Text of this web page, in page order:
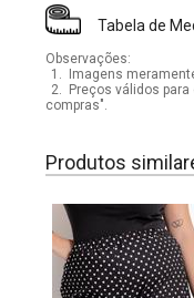
Tabela de
Observações:
1.
Imagens
2.
Preços válidos
compras".
Produtos